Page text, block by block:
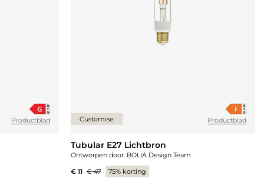
Productblad Customise Productblad
Tubular E27 Lichtbron
Ontworpen door BOLIA Design Team
€ 11 € 47 75% korting